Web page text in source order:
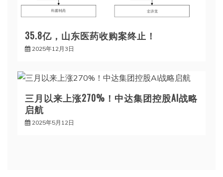
35.8亿，山东医药收购案终止！
2025年12月3日
三月以来上涨270%！中达集团控股AI战略
启航
2025年5月12日